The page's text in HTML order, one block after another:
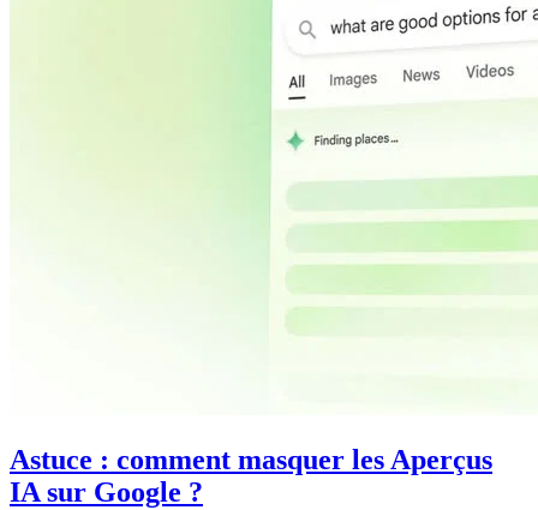
Astuce : comment masquer les Aperçus
IA sur Google ?